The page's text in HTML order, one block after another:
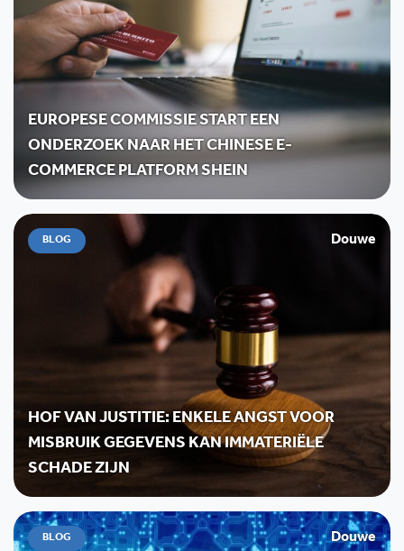
EUROPESE COMMISSIE START EEN
ONDERZOEK NAAR HET CHINESE E-
COMMERCE PLATFORM SHEIN
BLOG Douwe
HOF VAN JUSTITIE: ENKELE ANGST VOOR
MISBRUIK GEGEVENS KAN IMMATERIËLE
SCHADE ZIJN
BLOG Douwe